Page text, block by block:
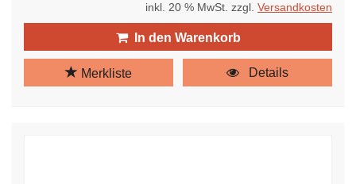
inkl. 20 % MwSt. zzgl. Versandkosten
In den Warenkorb
Merkliste Details